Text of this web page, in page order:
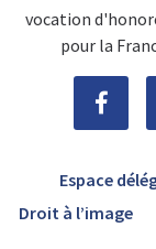
vocation
pour la
Espace
Droit à l’image